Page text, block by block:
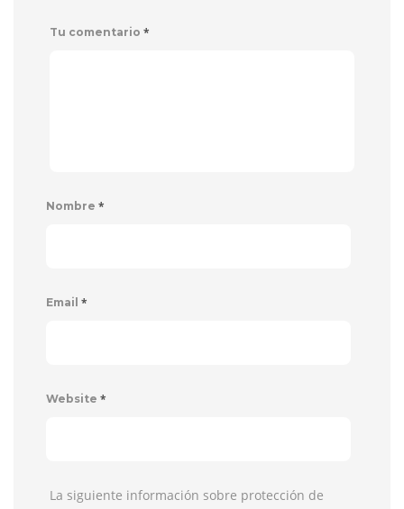
Tu comentario *
Nombre *
Email *
Website *
La siguiente información sobre protección de